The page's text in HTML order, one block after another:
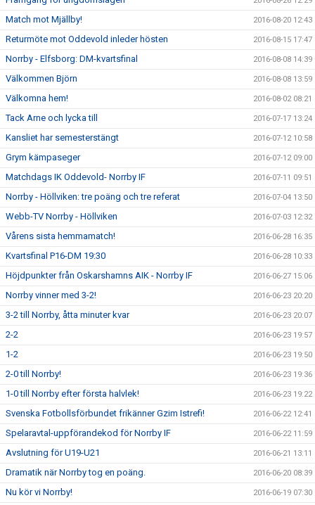
Match mot Mjällby! 2016-08-20 12:43
Returmöte mot Oddevold inleder hösten 2016-08-15 17:47
Norrby - Elfsborg: DM-kvartsfinal 2016-08-08 14:39
Välkommen Björn 2016-08-08 13:59
Välkomna hem! 2016-08-02 08:21
Tack Arne och lycka till 2016-07-17 13:24
Kansliet har semesterstängt 2016-07-12 10:58
Grym kämpaseger 2016-07-12 09:00
Matchdags IK Oddevold- Norrby IF 2016-07-11 09:51
Norrby - Höllviken: tre poäng och tre referat 2016-07-04 13:50
Webb-TV Norrby - Höllviken 2016-07-03 12:32
Vårens sista hemmamatch! 2016-06-28 16:35
Kvartsfinal P16-DM 19:30 2016-06-28 10:33
Höjdpunkter från Oskarshamns AIK - Norrby IF 2016-06-27 15:06
Norrby vinner med 3-2! 2016-06-23 20:20
3-2 till Norrby, åtta minuter kvar 2016-06-23 20:07
2-2 2016-06-23 19:57
1-2 2016-06-23 19:50
2-0 till Norrby! 2016-06-23 19:36
1-0 till Norrby efter första halvlek! 2016-06-23 19:22
Svenska Fotbollsförbundet frikänner Gzim Istrefi! 2016-06-22 12:41
Spelaravtal-uppförandekod för Norrby IF 2016-06-22 11:59
Avslutning för U19-U21 2016-06-21 13:11
Dramatik när Norrby tog en poäng. 2016-06-20 08:39
Nu kör vi Norrby! 2016-06-19 07:30